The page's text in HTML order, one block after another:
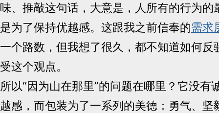
味、推敲这句话，大意是，人所有的行为的
是为了保持优越感。这跟我之前信奉的需求
一个路数，但我想了很久，都不知道如何反
受这个观点。
所以“因为山在那里”的问题在哪里？它没有
越感，而包装为了一系列的美德：勇气、坚